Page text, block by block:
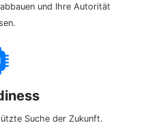
und Ihre Autorität
Suche der Zukunft.